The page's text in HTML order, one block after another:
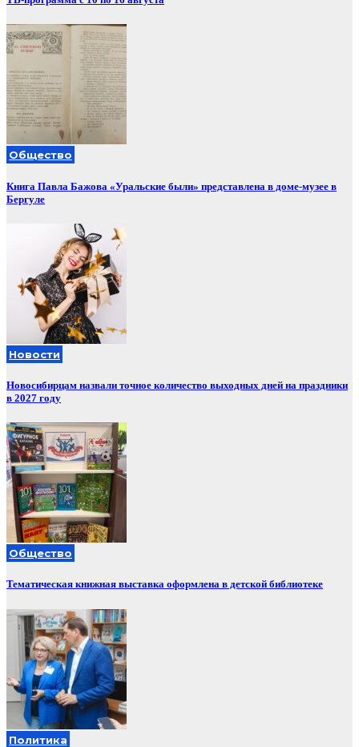
Общество
Книга Павла Бажова «Уральские были» представлена в доме-музее в
Бергуле
Новости
Новосибирцам назвали точное количество выходных дней на праздники
в 2027 году
Общество
Тематическая книжная выставка оформлена в детской библиотеке
Политика